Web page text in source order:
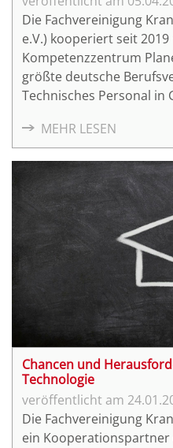
Die Fachvereinigung
e.V.) kooperiert seit
Kompetenzzentrum
größte deutsche
Technisches Personal
MEHR LESEN
Chancen und
Technologie
Die Fachvereinigung
ein